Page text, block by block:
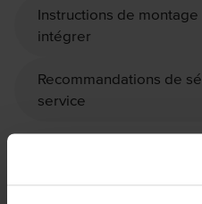
Instructions de montage
intégrer
Recommandations de
service